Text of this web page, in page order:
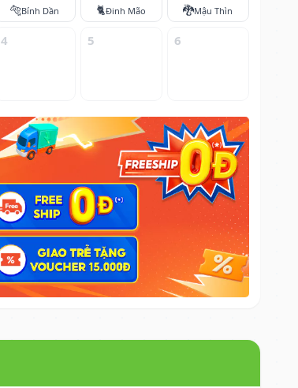
🐅Bính Dần 🐈Đinh Mão 🐉Mậu Thìn
4 5 6